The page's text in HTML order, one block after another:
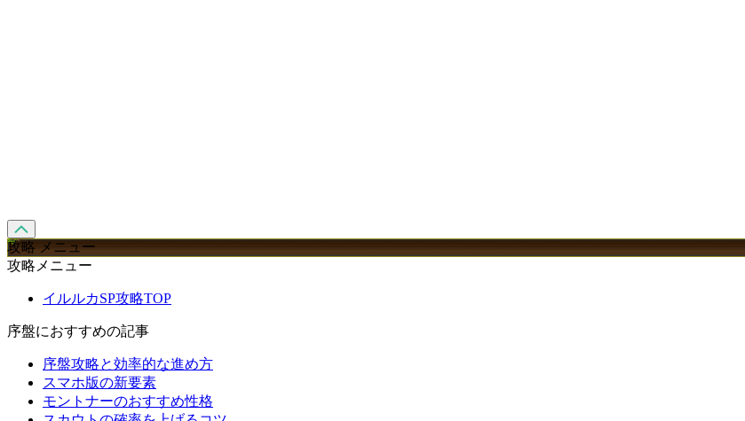
攻略 メニュー
攻略メニュー
イルルカSP攻略TOP
序盤におすすめの記事
序盤攻略と効率的な進め方
スマホ版の新要素
モントナーのおすすめ性格